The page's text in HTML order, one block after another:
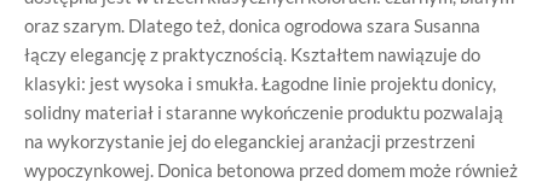
oraz szarym. Dlatego też, donica ogrodowa szara Susanna
łączy elegancję z praktycznością. Kształtem nawiązuje do
klasyki: jest wysoka i smukła. Łagodne linie projektu donicy,
solidny materiał i staranne wykończenie produktu pozwalają
na wykorzystanie jej do eleganckiej aranżacji przestrzeni
wypoczynkowej. Donica betonowa przed domem może również